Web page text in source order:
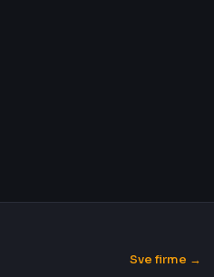
Sve firme →